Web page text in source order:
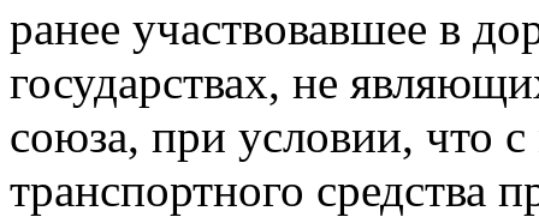
ранее участвовавшее в
государствах, не
союза, при условии, что
транспортного средства